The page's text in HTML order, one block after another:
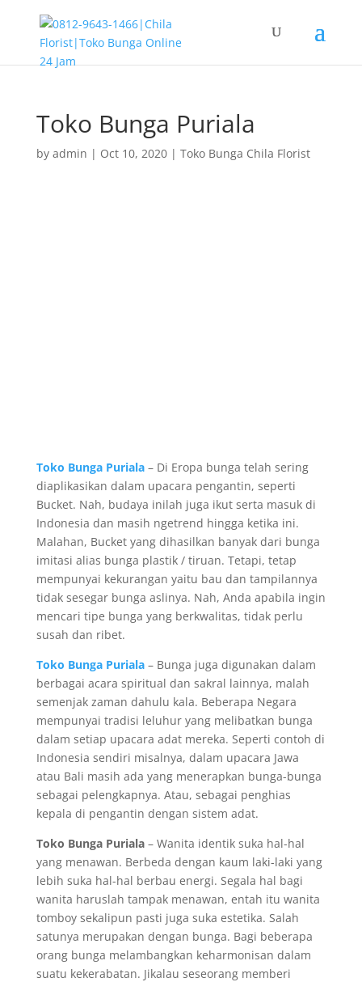
Toko Bunga Puriala
by admin | Oct 10, 2020| Toko Bunga Chila Florist
Toko Bunga Puriala– Di Eropa bunga telah sering
diaplikasikan dalam upacara pengantin, seperti
Bucket. Nah, budaya inilah juga ikut serta masuk di
Indonesia dan masih ngetrend hingga ketika ini.
Malahan, Bucket yang dihasilkan banyak dari bunga
imitasi alias bunga plastik / tiruan. Tetapi, tetap
mempunyai kekurangan yaitu bau dan tampilannya
tidak sesegar bunga aslinya. Nah, Anda apabila ingin
mencari tipe bunga yang berkwalitas, tidak perlu
susah dan ribet.
Toko Bunga Puriala– Bunga juga digunakan dalam
berbagai acara spiritual dan sakral lainnya, malah
semenjak zaman dahulu kala. Beberapa Negara
mempunyai tradisi leluhur yang melibatkan bunga
dalam setiap upacara adat mereka. Seperti contoh di
Indonesia sendiri misalnya, dalam upacara Jawa
atau Bali masih ada yang menerapkan bunga-bunga
sebagai pelengkapnya. Atau, sebagai penghias
kepala di pengantin dengan sistem adat.
Toko Bunga Puriala– Wanita identik suka hal-hal
yang menawan. Berbeda dengan kaum laki-laki yang
lebih suka hal-hal berbau energi. Segala hal bagi
wanita haruslah tampak menawan, entah itu wanita
tomboy sekalipun pasti juga suka estetika. Salah
satunya merupakan dengan bunga. Bagi beberapa
orang bunga melambangkan keharmonisan dalam
suatu kekerabatan. Jikalau seseorang memberi